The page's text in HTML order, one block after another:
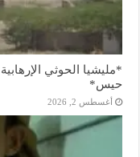
*مليشيا الحوثي
حيس*
أغسطس 2, 2026